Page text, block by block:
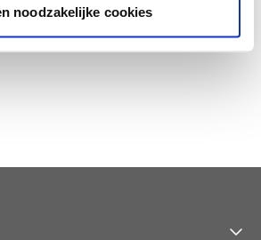
noodzakelijke cookies